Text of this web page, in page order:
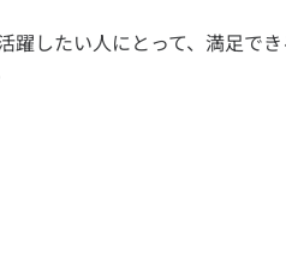
躍したい人にとって、満足で